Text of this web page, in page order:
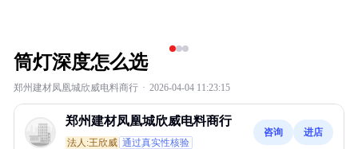
筒灯深度怎么选
郑州建材凤凰城欣威电料商行 · 2026-04-04 11:23:15
郑州建材凤凰城欣威电料商行
法人:王欣威 通过真实性核验
咨询 进店